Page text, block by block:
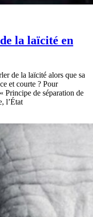
la laïcité en
de la laïcité alors que sa
et courte ? Pour
Principe de séparation de
l’État